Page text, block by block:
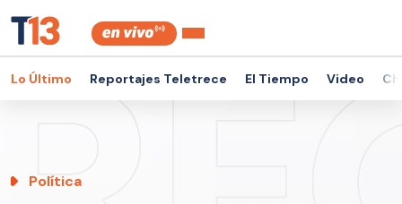
Lo Último Reportajes Teletrece El Tiempo Video
Política